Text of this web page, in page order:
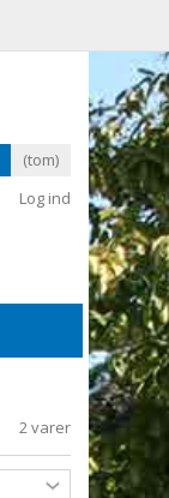
(tom)
Log ind
2 varer